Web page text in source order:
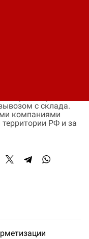
с склада.
компаниями
территории РФ и за